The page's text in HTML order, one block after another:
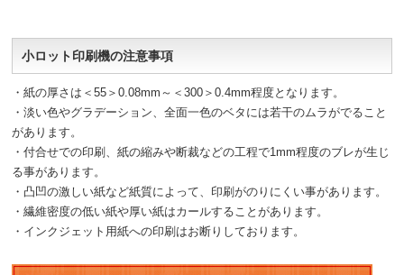
小ロット印刷機の注意事項
・紙の厚さは＜55＞0.08mm～＜300＞0.4mm程度となります。
・淡い色やグラデーション、全面一色のベタには若干のムラがでること
があります。
・付合せでの印刷、紙の縮みや断裁などの工程で1mm程度のブレが生じ
る事があります。
・凸凹の激しい紙など紙質によって、印刷がのりにくい事があります。
・繊維密度の低い紙や厚い紙はカールすることがあります。
・インクジェット用紙への印刷はお断りしております。